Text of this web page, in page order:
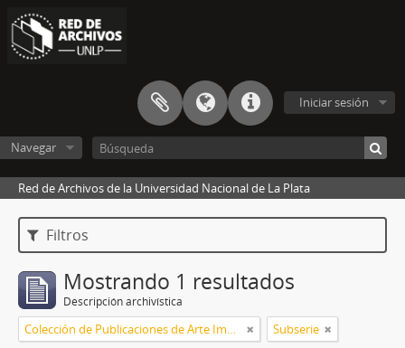
Iniciar sesión
Navegar
Red de Archivos de la Universidad Nacional de La Plata
Filtros
Mostrando 1 resultados
Descripción archivística
Colección de Publicaciones de Arte Impreso Subserie